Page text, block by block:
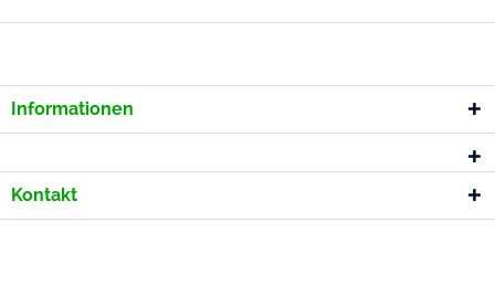
Informationen
Kontakt